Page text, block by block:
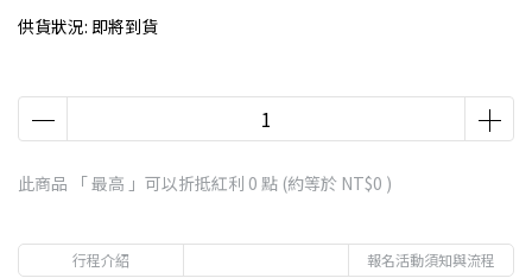
供貨狀況: 即將到貨
此商品 「 最高 」可以折抵紅利 0 點 (約等於 NT$0 )
行程介紹 報名活動須知與流程